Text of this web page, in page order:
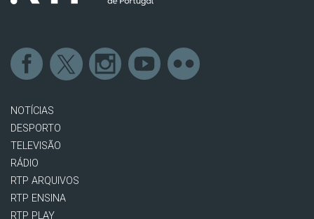
NOTÍCIAS
DESPORTO
TELEVISÃO
RÁDIO
RTP ARQUIVOS
RTP ENSINA
RTP PLAY